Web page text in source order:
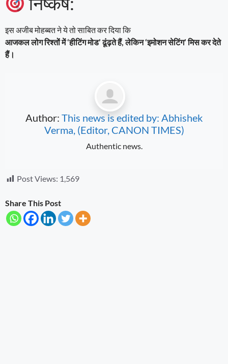
इस अजीब मोहब्बत ने ये तो साबित कर दिया कि
आजकल लोग रिश्तों में ‘हीटिंग मोड’ ढूंढ़ते हैं, लेकिन ‘इमोशन सेटिंग’ मिस कर देते
हैं।
Author: This news is edited by: Abhishek
Verma, (Editor, CANON TIMES)
Authentic news.
Post Views: 1,569
Share This Post